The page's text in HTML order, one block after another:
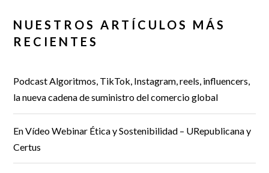
NUESTROS ARTÍCULOS MÁS
RECIENTES
Podcast Algoritmos, TikTok, Instagram, reels, influencers,
la nueva cadena de suministro del comercio global
En Vídeo Webinar Ética y Sostenibilidad – URepublicana y
Certus